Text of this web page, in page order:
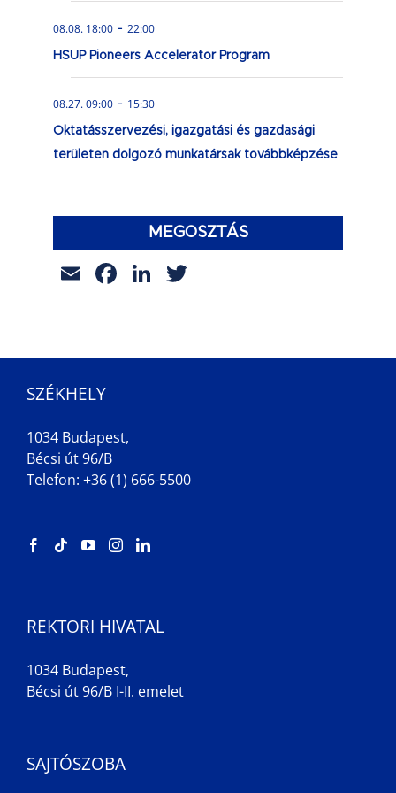
08.08. 18:00 - 22:00
HSUP Pioneers Accelerator Program
08.27. 09:00 - 15:30
Oktatásszervezési, igazgatási és gazdasági
területen dolgozó munkatársak továbbképzése
MEGOSZTÁS
EmailFacebook
LinkedIn
SZÉKHELY
1034 Budapest,
Bécsi út 96/B
Telefon: +36 (1) 666-5500
REKTORI HIVATAL
1034 Budapest,
Bécsi út 96/B I-II. emelet
SAJTÓSZOBA